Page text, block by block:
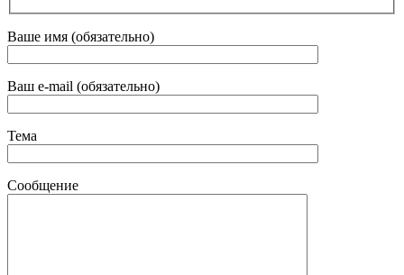
Ваше имя (обязательно)
Ваш e-mail (обязательно)
Тема
Сообщение